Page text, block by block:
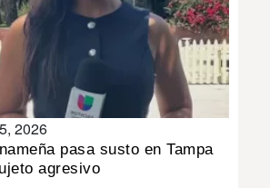
2026
pasa susto en Tampa
agresivo